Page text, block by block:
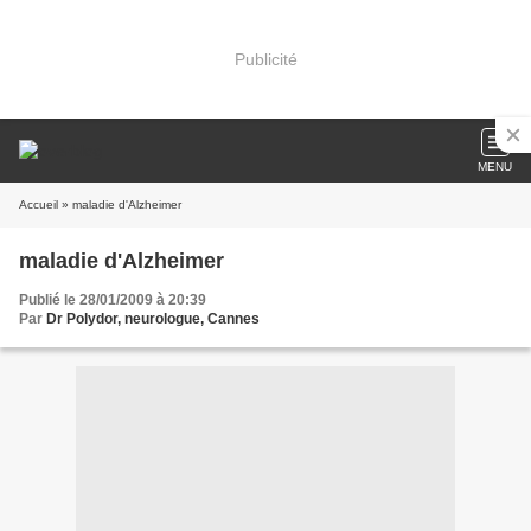
Publicité
MENU
Accueil » maladie d'Alzheimer
maladie d'Alzheimer
Publié le 28/01/2009 à 20:39
Par Dr Polydor, neurologue, Cannes